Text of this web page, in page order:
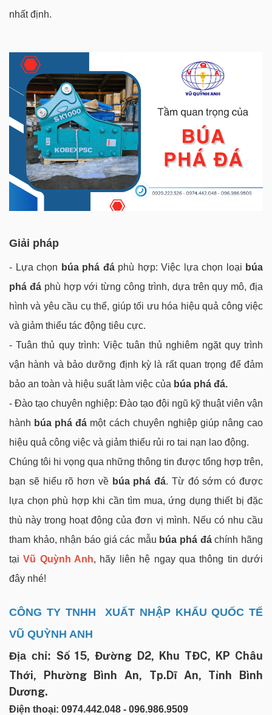
nhất định.
Giải pháp
- Lựa chọn búa phá đáphù hợp: Việc lựa chọn loại búa
phá đáphù hợp với từng công trình, dựa trên quy mô, địa
hình và yêu cầu cụ thể, giúp tối ưu hóa hiệu quả công việc
và giảm thiểu tác động tiêu cực.
- Tuân thủ quy trình: Việc tuân thủ nghiêm ngặt quy trình
vận hành và bảo dưỡng định kỳ là rất quan trọng để đảm
bảo an toàn và hiệu suất làm việc của búa phá đá.
- Đào tạo chuyên nghiệp: Đào tạo đội ngũ kỹ thuật viên vận
hành búa phá đá một cách chuyên nghiệp giúp nâng cao
hiệu quả công việc và giảm thiểu rủi ro tai nạn lao động.
Chúng tôi hi vọng qua những thông tin được tổng hợp trên,
bạn sẽ hiểu rõ hơn về búa phá đá. Từ đó sớm có được
lựa chọn phù hợp khi cần tìm mua, ứng dụng thiết bị đặc
thù này trong hoạt động của đơn vị mình. Nếu có nhu cầu
tham khảo, nhận báo giá các mẫu búa phá đáchính hãng
tạiVũ Quỳnh Anh, hãy liên hệ ngay qua thông tin dưới
đây nhé!
CÔNG TY TNHH XUẤT NHẬP KHẨU QUỐC TẾ
VŨ QUỲNH ANH
Địa chỉ:Số 15, Đường D2, Khu TĐC, KP Châu
Thới, Phường Bình An, Tp.Dĩ An, Tỉnh Bình
Dương.
Điện thoại: 0974.442.048 - 096.986.9509